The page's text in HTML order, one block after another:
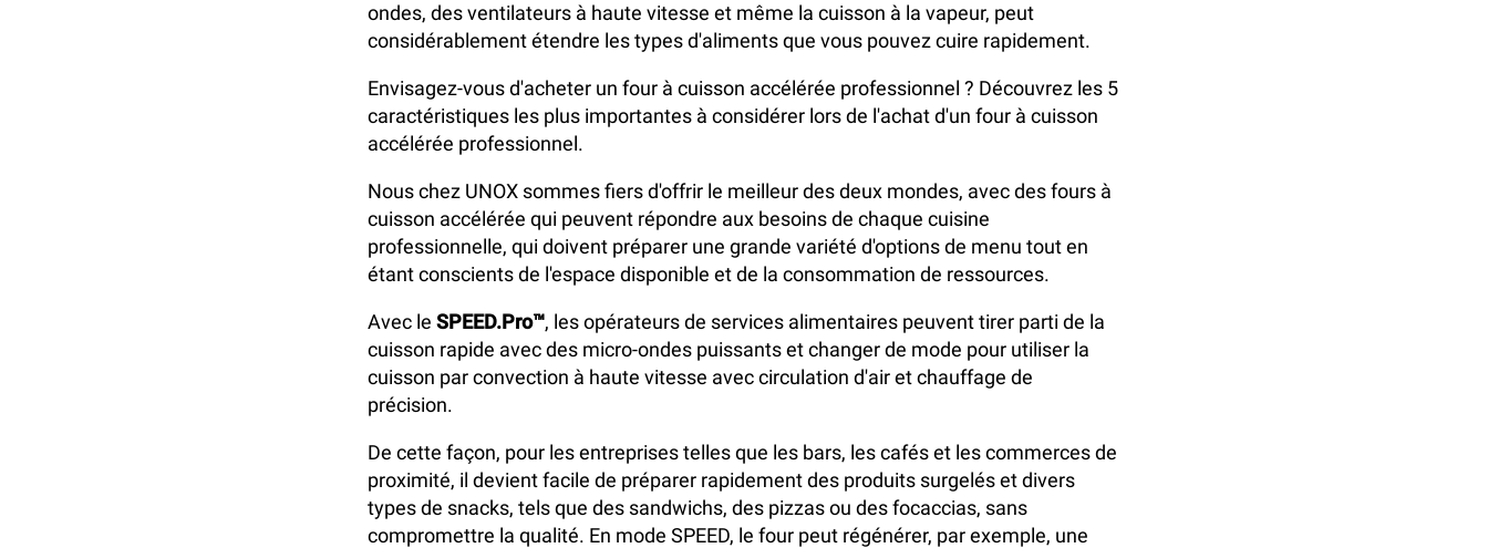
ondes, des ventilateurs à haute vitesse et même la cuisson à la vapeur, peut
considérablement étendre les types d'aliments que vous pouvez cuire rapidement.
Envisagez-vous d'acheter un four à cuisson accélérée professionnel ? Découvrez les 5
caractéristiques les plus importantes à considérer lors de l'achat d'un four à cuisson
accélérée professionnel.
Nous chez UNOX sommes fiers d'offrir le meilleur des deux mondes, avec des fours à
cuisson accélérée qui peuvent répondre aux besoins de chaque cuisine
professionnelle, qui doivent préparer une grande variété d'options de menu tout en
étant conscients de l'espace disponible et de la consommation de ressources.
Avec le SPEED.Pro™, les opérateurs de services alimentaires peuvent tirer parti de la
cuisson rapide avec des micro-ondes puissants et changer de mode pour utiliser la
cuisson par convection à haute vitesse avec circulation d'air et chauffage de
précision.
De cette façon, pour les entreprises telles que les bars, les cafés et les commerces de
proximité, il devient facile de préparer rapidement des produits surgelés et divers
types de snacks, tels que des sandwichs, des pizzas ou des focaccias, sans
compromettre la qualité. En mode SPEED, le four peut régénérer, par exemple, une